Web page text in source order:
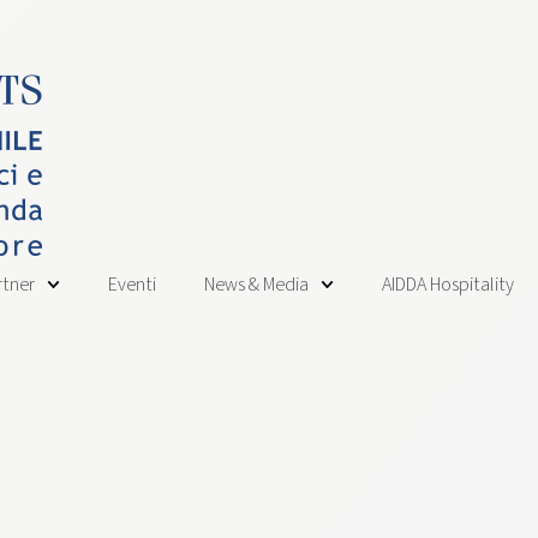
Eventi News & Media AIDDA Hospitality